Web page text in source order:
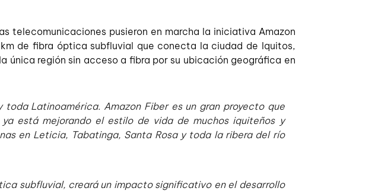
telecomunicaciones pusieron en marcha la iniciativa Amazon
de fibra óptica subfluvial que conecta la ciudad de Iquitos,
región sin acceso a fibra por su ubicación geográfica en
Latinoamérica. Amazon Fiber es un gran proyecto que
está mejorando el estilo de vida de muchos iquiteños y
en Leticia, Tabatinga, Santa Rosa y toda la ribera del río
subfluvial, creará un impacto significativo en el desarrollo